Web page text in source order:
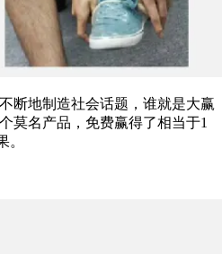
断地制造社会话题，谁就是大赢
莫名产品，免费赢得了相当于1
果。